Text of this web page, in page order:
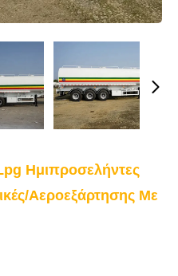
Ημιπροσελήντες
αεροεξάρτησης Με